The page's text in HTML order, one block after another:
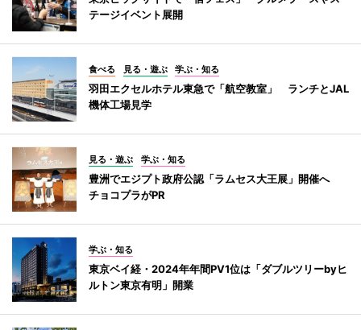
テージイベント展開
食べる 見る・遊ぶ 学ぶ・知る
羽田エクセルホテル東急で「航空教室」 ランチとJAL
機体工場見学
見る・遊ぶ 学ぶ・知る
豊洲でエジプト政府公認「ラムセス大王展」開催へ
チョコプラがPR
学ぶ・知る
東京ベイ経・2024年年間PV1位は「ダブルツリーbyヒ
ルトン東京有明」開業